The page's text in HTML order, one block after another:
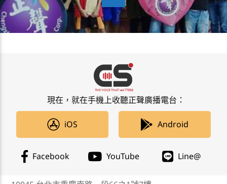
現在，就在手機上收聽正聲廣播電台：
iOS Android
Facebook YouTube Line@